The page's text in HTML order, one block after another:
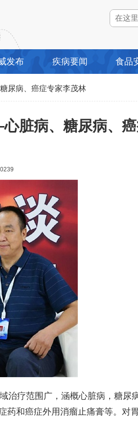
发布 疾病要闻 食品
尿病、癌症专家李茂林
脏病、糖尿病、
239
治疗范围广，涵概心脏病，糖尿
药和癌症外用消瘤止痛膏等。对